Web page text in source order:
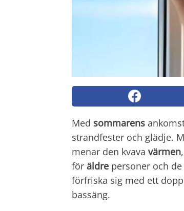
Med sommarens
strandfester och glädje.
menar den kvava värmen
för äldre personer och
förfriska sig med ett
bassäng.